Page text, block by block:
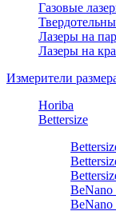
Газовые
Лазеры на
Лазеры на
Измерители
Horiba
Bettersize
BeNano
BeNano